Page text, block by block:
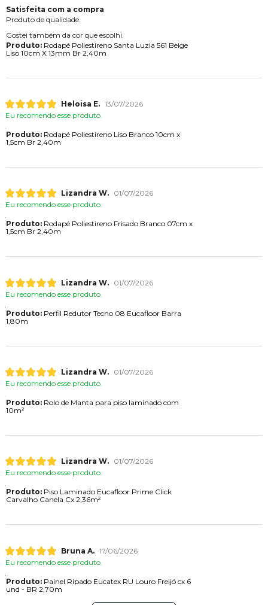
Satisfeita com a compra
Produto de qualidade.
Gostei também da cor que escolhi.
Produto:Rodapé Poliestireno Santa Luzia 561 Beige
Liso 10cm X 13mm Br 2,40m
Heloisa E. 13/07/2026
Eu recomendo esse produto.
Produto:Rodapé Poliestireno Liso Branco 10cm x
1,5cm Br 2,40m
Lizandra W.
01/07/2026
Eu recomendo esse produto.
Produto:Rodapé Poliestireno Frisado Branco 07cm x
1,5cm Br 2,40m
Lizandra W.
01/07/2026
Eu recomendo esse produto.
Produto:Perfil Redutor Tecno 08 Eucafloor Barra
1,80m
Lizandra W.
01/07/2026
Eu recomendo esse produto.
Produto:Rolo de Manta para piso laminado com
10m²
Lizandra W.
01/07/2026
Eu recomendo esse produto.
Produto:Piso Laminado Eucafloor Prime Click
Carvalho Canela Cx 2,36m²
Bruna A. 17/06/2026
Eu recomendo esse produto.
Produto:Painel Ripado Eucatex RU Louro Freijó cx 6
und - BR 2,70m